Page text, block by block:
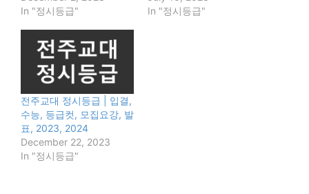
In "정시등급"
In "정시등급"
전주교대 정시등급 | 입결,
수능, 등급컷, 모집요강, 발
표, 2023, 2024
December 22, 2023
In "정시등급"